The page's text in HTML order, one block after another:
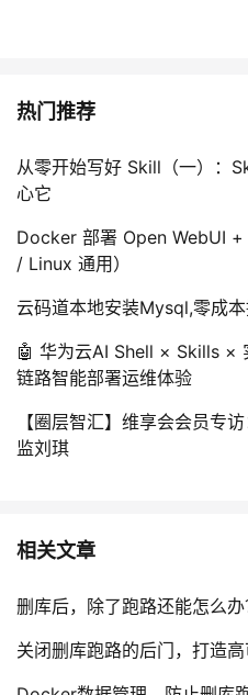
热门推荐
从零开始写好 Skill（一）：
心它
Docker 部署 Open WebUI
/ Linux 通用）
云码道本地安装Mysql,零成
🤖 华为云AI Shell × Skills ×
链路智能部署运维体验
【圈层智汇】维享会会员专
监刘琪
相关文章
删库后，除了跑路还能怎么办
关闭删库跑路的后门，打造